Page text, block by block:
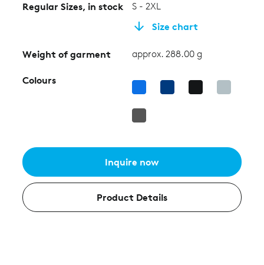
Regular Sizes, in stock S - 2XL
Size chart
Weight of garment approx. 288.00 g
Colours
Inquire now
Product Details